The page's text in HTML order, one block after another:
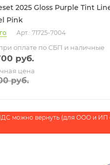
2025 Gloss Purple Tint
Pink
Арт.: 71725-7004
оплате по СБП и наличные
руб.
цена
руб.
можно вернуть (для ООО и ИП